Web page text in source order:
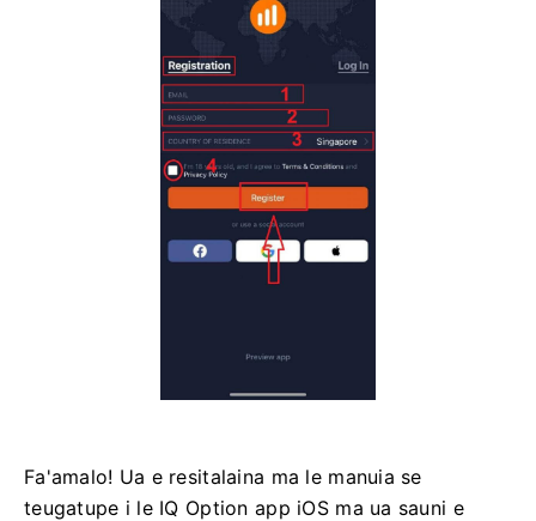
Fa'amalo! Ua e resitalaina ma le manuia se
teugatupe i le IQ Option app iOS ma ua sauni e